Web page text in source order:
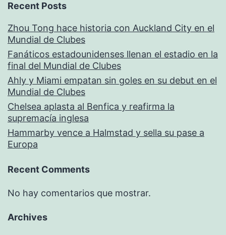
Recent Posts
Zhou Tong hace historia con Auckland City en el
Mundial de Clubes
Fanáticos estadounidenses llenan el estadio en la
final del Mundial de Clubes
Ahly y Miami empatan sin goles en su debut en el
Mundial de Clubes
Chelsea aplasta al Benfica y reafirma la
supremacía inglesa
Hammarby vence a Halmstad y sella su pase a
Europa
Recent Comments
No hay comentarios que mostrar.
Archives